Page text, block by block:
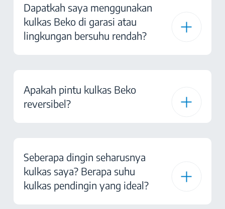
Dapatkah saya menggunakan
kulkas Beko di garasi atau
lingkungan bersuhu rendah?
Apakah pintu kulkas Beko
reversibel?
Seberapa dingin seharusnya
kulkas saya? Berapa suhu
kulkas pendingin yang ideal?